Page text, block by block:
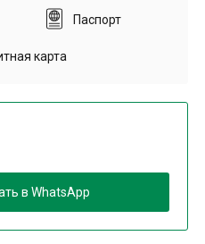
Паспорт
карта
в WhatsApp